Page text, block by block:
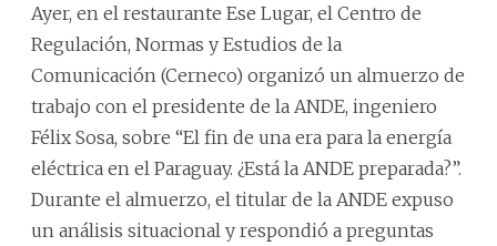
Ayer, en el restaurante Ese Lugar, el Centro de
Regulación, Normas y Estudios de la
Comunicación (Cerneco) organizó un almuerzo de
trabajo con el presidente de la ANDE, ingeniero
Félix Sosa, sobre “El fin de una era para la energía
eléctrica en el Paraguay. ¿Está la ANDE preparada?”.
Durante el almuerzo, el titular de la ANDE expuso
un análisis situacional y respondió a preguntas